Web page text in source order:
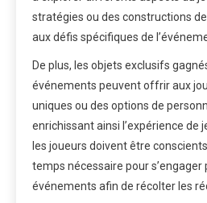
stratégies ou des constructions
aux défis spécifiques de
De plus, les objets exclusifs
événements peuvent offrir aux
uniques ou des options de
enrichissant ainsi l’expérience de
les joueurs doivent être
temps nécessaire pour
événements afin de récolter les